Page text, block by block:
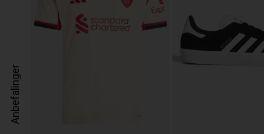
Anbefalinger